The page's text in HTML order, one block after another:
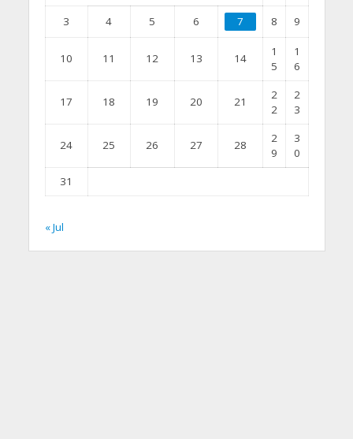
3 4 5 6 7 8 9
10 11 12 13 14
1
5
1
6
17 18 19 20 21
2
2
2
3
24 25 26 27 28
2
9
3
0
31
« Jul